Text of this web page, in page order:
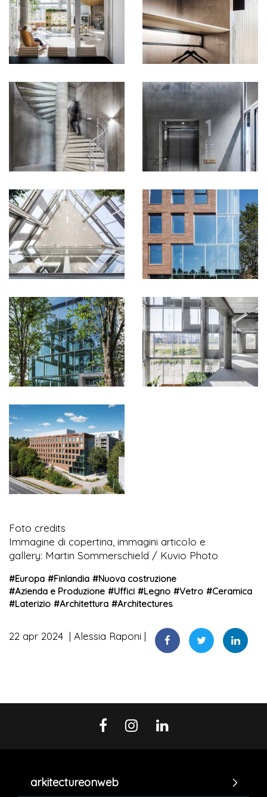
Foto credits
Immagine di copertina, immagini articolo e
gallery: Martin Sommerschield / Kuvio Photo
#Europa #Finlandia #Nuova costruzione
#Azienda e Produzione #Uffici #Legno #Vetro #Ceramica
#Laterizio #Architettura #Architectures
22 apr 2024 Alessia Raponi
arkitectureonweb